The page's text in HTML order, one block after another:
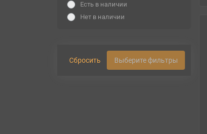
Есть в наличии
Нет в наличии
Сбросить Выберите фильтры